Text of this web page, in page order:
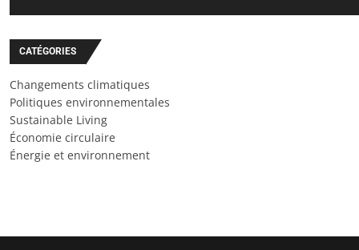
CATÉGORIES
Changements climatiques
Politiques environnementales
Sustainable Living
Économie circulaire
Énergie et environnement